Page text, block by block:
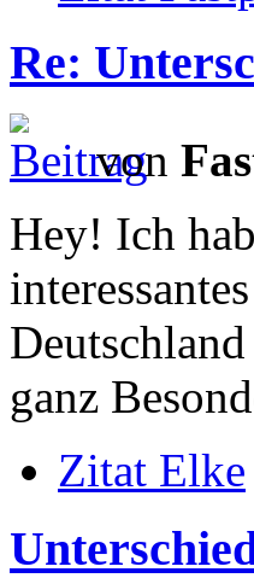
Re:
von
Hey! Ich
ganz
Zitat Elke